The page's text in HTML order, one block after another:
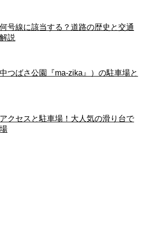
号線に該当する？道路の歴史と交通
説
つばさ公園『ma-zika』）の駐車場と
クセスと駐車場！大人気の滑り台で